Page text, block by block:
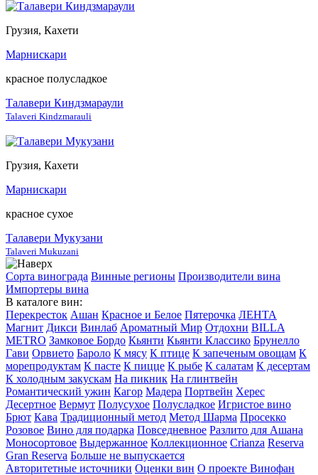
Грузия, Кахети
Марнискари
красное полусладкое
Талавери Киндзмараули
Talaveri Kindzmarauli
Грузия, Кахети
Марнискари
красное сухое
Талавери Мукузани
Talaveri Mukuzani
Сорта винограда Винные регионы Производители вина
Импортеры вина
В каталоге вин:
Перекресток Ашан Красное и Белое Пятерочка ЛЕНТА
Магнит Дикси Винлаб Ароматный Мир Отдохни BILLA
METRO Замковое Бордо Кьянти Кьянти Классико Брунелло
Гави Орвието Бароло К мясу К птице К запеченым овощам К
морепродуктам К пасте К пицце К рыбе К салатам К десертам
К холодным закускам На пикник На глинтвейн
Романтический ужин Кагор Мадера Портвейн Херес
Десертное Вермут Полусухое Полусладкое Игристое вино
Брют Кава Традиционный метод Метод Шарма Просекко
Розовое Вино для подарка Повседневное Разлито для Ашана
Моносортовое Выдержанное Коллекционное Crianza Reserva
Gran Reserva Больше не выпускается
Авторитетные источники Оценки вин О проекте Винофан